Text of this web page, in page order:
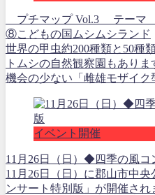
プチマップ Vol.3
⑧こどもの国ムシムシランド
世界の甲虫約200種類と50種
トムシの自然観察園もあり
機会の少ない「雌雄モザイク
イベント開催
11月26日（日）◆四季の風コ
11月26日（日）に郡山市中
ンサート特別版」が開催さ